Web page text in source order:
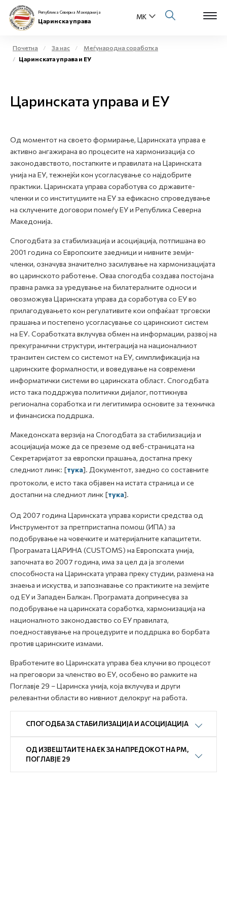
Физички лица
Open
Е-Царина
Медиа центар
Контакт
Е-Весник
Република Северна Македонија
Царинска управа
Почетна За нас
Меѓународна соработка
Царинската управа и ЕУ
Царинската управа и ЕУ
Од моментот на своето формирање, Царинската управа е
активно ангажирана во процесите на хармонизација со
законодавството, постапките и правилата на Царинската
унија на ЕУ, тежнејќи кон усогласување со најдобрите
практики. Царинската управа соработува со државите-
членки и со институциите на ЕУ за ефикасно спроведување
на склучените договори помеѓу ЕУ и Република Северна
Македонија.
Спогодбата за стабилизација и асоцијација, потпишана во
2001 година со Европските заедници и нивните земји-
членки, означува значително засилување на хармонизацијата
во царинското работење. Оваа спогодба создава постојана
правна рамка за уредување на билатералните односи и
овозможува Царинската управа да соработува со ЕУ во
прилагодувањето кон регулативите кои опфаќаат трговски
прашања и постепено усогласување со царинскиот систем
на ЕУ. Соработката вклучува обмен на информации, развој на
прекугранични структури, интеграција на националниот
транзитен систем со системот на ЕУ, симплификација на
царинските формалности, и воведување на современи
информатички системи во царинската област. Спогодбата
исто така поддржува политички дијалог, поттикнува
регионална соработка и ги легитимира основите за техничка
и финансиска поддршка.
Македонската верзија на Спогодбата за стабилизација и
асоцијација може да се преземе од веб-страницата на
Секретаријатот за европски прашања, достапна преку
следниот линк: [тука]. Документот, заедно со составните
протоколи, е исто така објавен на истата страница и се
достапни на следниот линк [тука].
Од 2007 година Царинската управа користи средства од
Инструментот за претпристапна помош (ИПА) за
подобрување на човечките и материјалните капацитети.
Програмата ЦАРИНА (CUSTOMS) на Европската унија,
започната во 2007 година, има за цел да ја зголеми
способноста на Царинската управа преку студии, размена на
знаења и искуства, и запознавање со практиките на земјите
од ЕУ и Западен Балкан. Програмата допринесува за
подобрување на царинската соработка, хармонизација на
националното законодавство со ЕУ правилата,
поедноставување на процедурите и поддршка во борбата
против царинските измами.
Вработените во Царинската управа беа клучни во процесот
на преговори за членство во ЕУ, особено во рамките на
Поглавје 29 – Царинска унија, која вклучува и други
релевантни области во нивниот делокруг на работа.
СПОГОДБА ЗА СТАБИЛИЗАЦИЈА И АСОЦИЈАЦИЈА
ОД ИЗВЕШТАИТЕ НА ЕК ЗА НАПРЕДОКОТ НА РМ,
ПОГЛАВЈЕ 29